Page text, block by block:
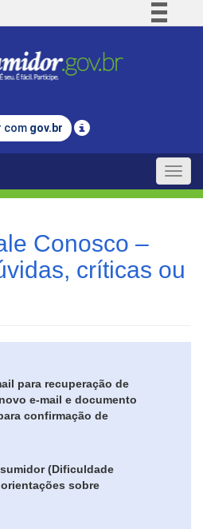
Comunica BR
Legislação
com gov.br
Toggle
Conosco –
críticas ou
para recuperação de
e-mail e documento
confirmação de
(Dificuldade
sobre